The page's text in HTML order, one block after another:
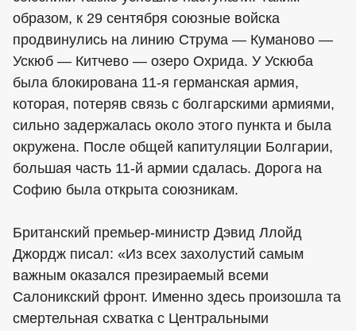
образом, к 29 сентября союзные войска
продвинулись на линию Струма — Куманово —
Ускюб — Китчево — озеро Охрида. У Ускюба
была блокирована 11-я германская армия,
которая, потеряв связь с болгарскими армиями,
сильно задержалась около этого пункта и была
окружена. После общей капитуляции Болгарии,
большая часть 11-й армии сдалась. Дорога на
Софию была открыта союзникам.
Британский премьер-министр Дэвид Ллойд
Джордж писал: «Из всех захолустий самым
важным оказался презираемый всеми
Салоникский фронт. Именно здесь произошла та
смертельная схватка с Центральными